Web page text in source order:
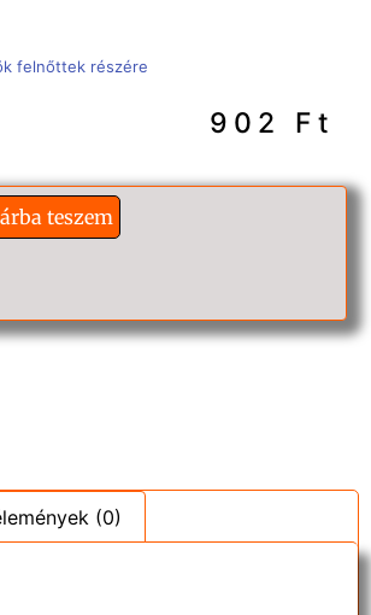
felnőttek részére
902 Ft
teszem
(0)